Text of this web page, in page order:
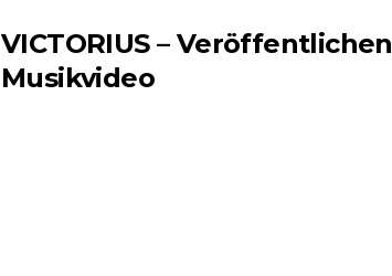
VICTORIUS – Veröffentlichen
Musikvideo